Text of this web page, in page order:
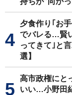
夕食作り｢お
でバレる…賢
ってきて｣と
選】
高市政権にと
いい…小野田